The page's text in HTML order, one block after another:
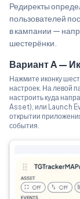
Редиректы
пользователей
в кампании —
шестерёнки.
Вариант A —
Нажмите иконку
настроек. На левой
настроить куда
Asset), или Launch
открытии
события.